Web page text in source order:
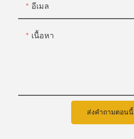
อีเมล
เนื้อหา
ส่งคำถามตอนนี้